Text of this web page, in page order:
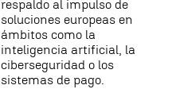
respaldo al impulso de
soluciones europeas en
ámbitos como la
inteligencia artificial, la
ciberseguridad o los
sistemas de pago.